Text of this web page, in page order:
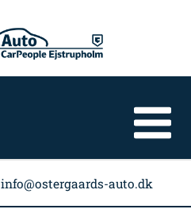
info@ostergaards-auto.dk